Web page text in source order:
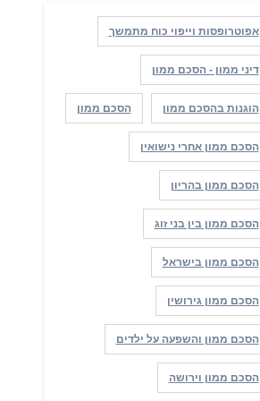
אפוטרופסות וייפוי כוח מתמשך
דיני ממון - הסכם ממון
הוגנות בהסכם ממון הסכם ממון
הסכם ממון אחרי נישואין
הסכם ממון בהריון
הסכם ממון בין בני זוג
הסכם ממון בישראל
הסכם ממון גירושין
הסכם ממון והשפעה על ילדים
הסכם ממון וירושה